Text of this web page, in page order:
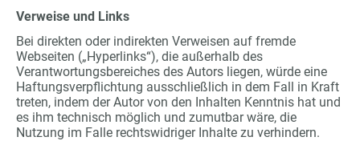
Verweise und Links
Bei direkten oder indirekten Verweisen auf fremde
Webseiten („Hyperlinks“), die außerhalb des
Verantwortungsbereiches des Autors liegen, würde eine
Haftungsverpflichtung ausschließlich in dem Fall in Kraft
treten, indem der Autor von den Inhalten Kenntnis hat und
es ihm technisch möglich und zumutbar wäre, die
Nutzung im Falle rechtswidriger Inhalte zu verhindern.